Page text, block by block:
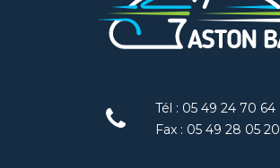
Tél : 05 49 24 70 64
Fax : 05 49 28 05 20